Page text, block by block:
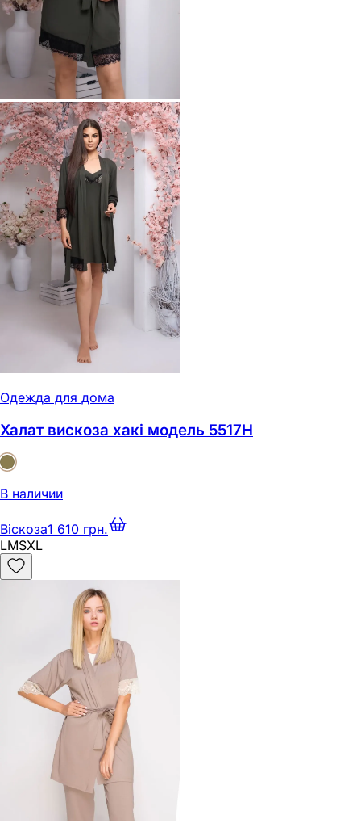
Одежда для дома
Халат вискоза хакі модель 5517Н
В наличии
Віскоза1 610 грн.
LMSXL